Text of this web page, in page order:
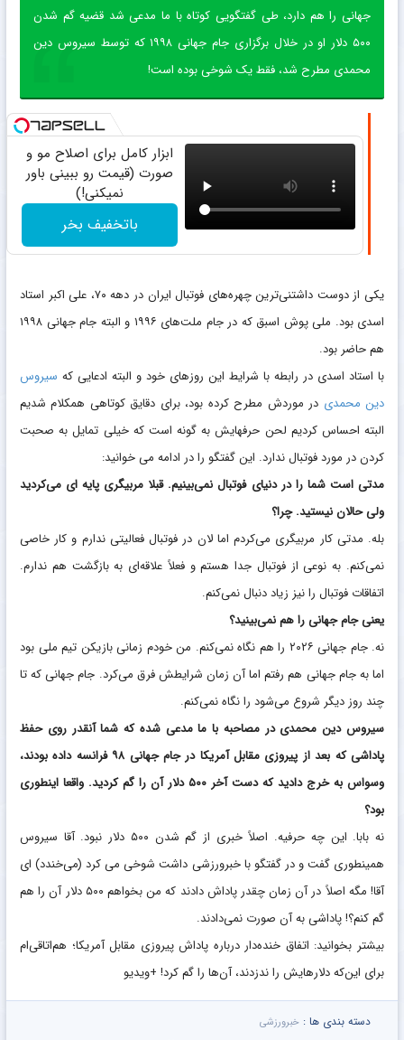
جهانی را هم دارد، طی گفتگویی کوتاه با ما مدعی شد قضیه گم شدن
۵۰۰ دلار او در خلال برگزاری جام جهانی ۱۹۹۸ که توسط سیروس دین
محمدی مطرح شد، فقط یک شوخی بوده است!
ابزار کامل برای اصلاح مو و
صورت (قیمت رو ببینی باور
نمیکنی!)
باتخفیف بخر
یکی از دوست داشتنی‌ترین چهره‌های فوتبال ایران در دهه ۷۰، علی اکبر استاد
اسدی بود. ملی پوش اسبق که در جام ملت‌های ۱۹۹۶ و البته جام جهانی ۱۹۹۸
هم حاضر بود.
با استاد اسدی در رابطه با شرایط این روزهای خود و البته ادعایی که سیروس
دین محمدی در موردش مطرح کرده بود، برای دقایق کوتاهی همکلام شدیم
البته احساس کردیم لحن حرفهایش به گونه است که خیلی تمایل به صحبت
کردن در مورد فوتبال ندارد. این گفتگو را در ادامه می خوانید:
مدتی است شما را در دنیای فوتبال نمی‌بینیم. قبلا مربیگری پایه ای می‌کردید
ولی حالان نیستید. چرا؟
بله. مدتی کار مربیگری می‌کردم اما لان در فوتبال فعالیتی ندارم و کار خاصی
نمی‌کنم. به نوعی از فوتبال جدا هستم و فعلاً علاقه‌ای به بازگشت هم ندارم.
اتفاقات فوتبال را نیز زیاد دنبال نمی‌کنم.
یعنی جام جهانی را هم نمی‌بینید؟
نه. جام جهانی ۲۰۲۶ را هم نگاه نمی‌کنم. من خودم زمانی بازیکن تیم ملی بود
اما به جام جهانی هم رفتم اما آن زمان شرایطش فرق می‌کرد. جام جهانی که تا
چند روز دیگر شروع می‌شود را نگاه نمی‌کنم.
سیروس دین محمدی در مصاحبه با ما مدعی شده که شما آنقدر روی حفظ
پاداشی که بعد از پیروزی مقابل آمریکا در جام جهانی ۹۸ فرانسه داده بودند،
وسواس به خرج دادید که دست آخر ۵۰۰ دلار آن را گم کردید. واقعا اینطوری
بود؟
نه بابا. این چه حرفیه. اصلاً خبری از گم شدن ۵۰۰ دلار نبود. آقا سیروس
همینطوری گفت و در گفتگو با خبرورزشی داشت شوخی می کرد (می‌خندد) ای
آقا! مگه اصلاً در آن زمان چقدر پاداش دادند که من بخواهم ۵۰۰ دلار آن را هم
گم کنم؟! پاداشی به آن صورت نمی‌دادند.
بیشتر بخوانید: اتفاق خنده‌دار درباره پاداش پیروزی مقابل آمریکا؛ هم‌اتاقی‌ام
برای این‌که دلارهایش را ندزدند، آن‌ها را گم کرد! +ویدیو
دسته بندی ها : خبرورزشی